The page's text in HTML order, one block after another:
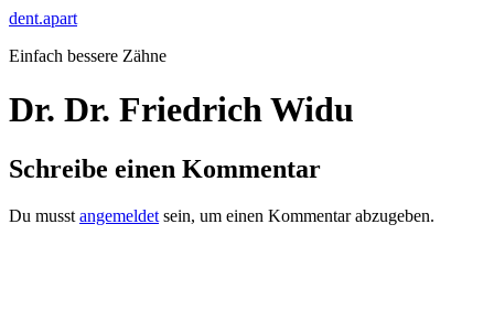
Zum
springen
dent.apart
Einfach bessere Zähne
Dr. Dr. Friedrich Widu
Schreibe einen Kommentar
Du musst angemeldet sein, um einen Kommentar abzugeben.